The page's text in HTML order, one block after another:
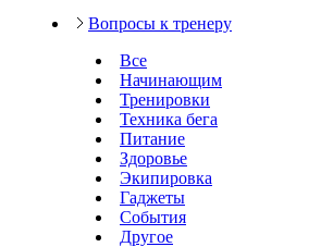
Вопросы к тренеру
Все
Начинающим
Тренировки
Техника бега
Питание
Здоровье
Экипировка
Гаджеты
События
Другое